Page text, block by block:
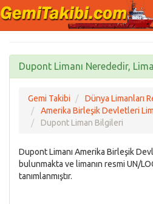
Dupont Limanı Nerededir,
Gemi Takibi
Dünya Limanları
Amerika Birleşik Devletleri
Dupont Liman Bilgileri
Dupont Limanı Amerika Birleşik
bulunmakta ve limanın resmi UN/
tanımlanmıştır.